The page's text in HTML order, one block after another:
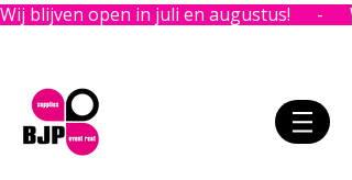
Wij blijven open in juli en augustus!      -